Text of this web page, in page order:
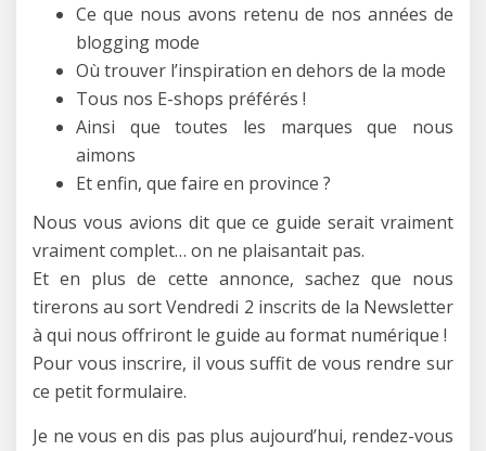
Ce que nous avons retenu de nos années de
blogging mode
Où trouver l’inspiration en dehors de la mode
Tous nos E-shops préférés !
Ainsi que toutes les marques que nous
aimons
Et enfin, que faire en province ?
Nous vous avions dit que ce guide serait vraiment
vraiment complet… on ne plaisantait pas.
Et en plus de cette annonce, sachez que nous
tirerons au sort Vendredi 2 inscrits de la Newsletter
à qui nous offriront le guide au format numérique !
Pour vous inscrire, il vous suffit de vous rendre sur
ce petit formulaire.
Je ne vous en dis pas plus aujourd’hui, rendez-vous